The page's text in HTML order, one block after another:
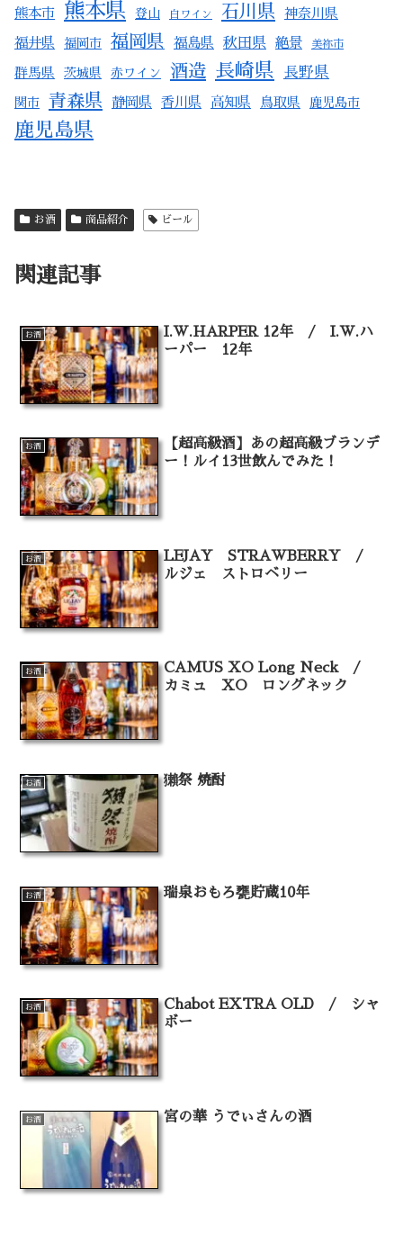
熊本市 熊本県 登山 白ワイン 石川県 神奈川県
福井県 福岡市 福岡県 福島県 秋田県 絶景 美祢市
群馬県 茨城県 赤ワイン 酒造 長崎県 長野県
関市 青森県 静岡県 香川県 高知県 鳥取県 鹿児島市
鹿児島県
お酒 商品紹介 ビール
関連記事
お酒
I.W.HARPER 12年 / I.W.ハ
ーパー 12年
お酒
【超高級酒】あの超高級ブランデ
ー！ルイ13世飲んでみた！
お酒
LEJAY STRAWBERRY /
ルジェ ストロベリー
お酒
CAMUS XO Long Neck /
カミュ XO ロングネック
お酒 獺祭 焼酎
お酒 瑞泉おもろ甕貯蔵10年
お酒
Chabot EXTRA OLD / シャ
ボー
お酒 宮の華 うでぃさんの酒